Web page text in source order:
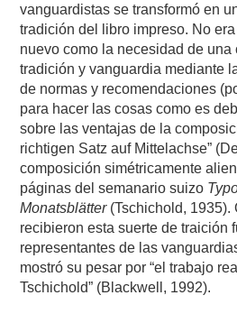
vanguardistas se transformó en
tradición del libro impreso. No
nuevo como la necesidad de
tradición y vanguardia mediante
de normas y recomendaciones
para hacer las cosas como es
sobre las ventajas de la
richtigen Satz auf Mittelachse”
composición simétricamente
páginas del semanario suizo
Monatsblätter(Tschichold, 1935).
recibieron esta suerte de traición
representantes de las
mostró su pesar por “el trabajo
Tschichold” (Blackwell, 1992).